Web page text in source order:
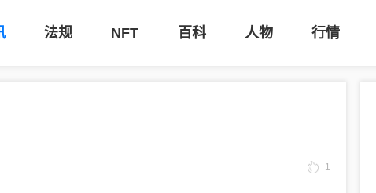
法规 NFT 百科 人物 行情
1